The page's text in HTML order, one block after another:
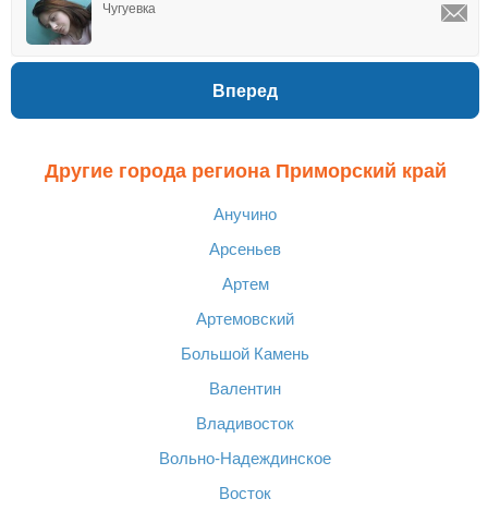
Чугуевка
Вперед
Другие города региона Приморский край
Анучино
Арсеньев
Артем
Артемовский
Большой Камень
Валентин
Владивосток
Вольно-Надеждинское
Восток